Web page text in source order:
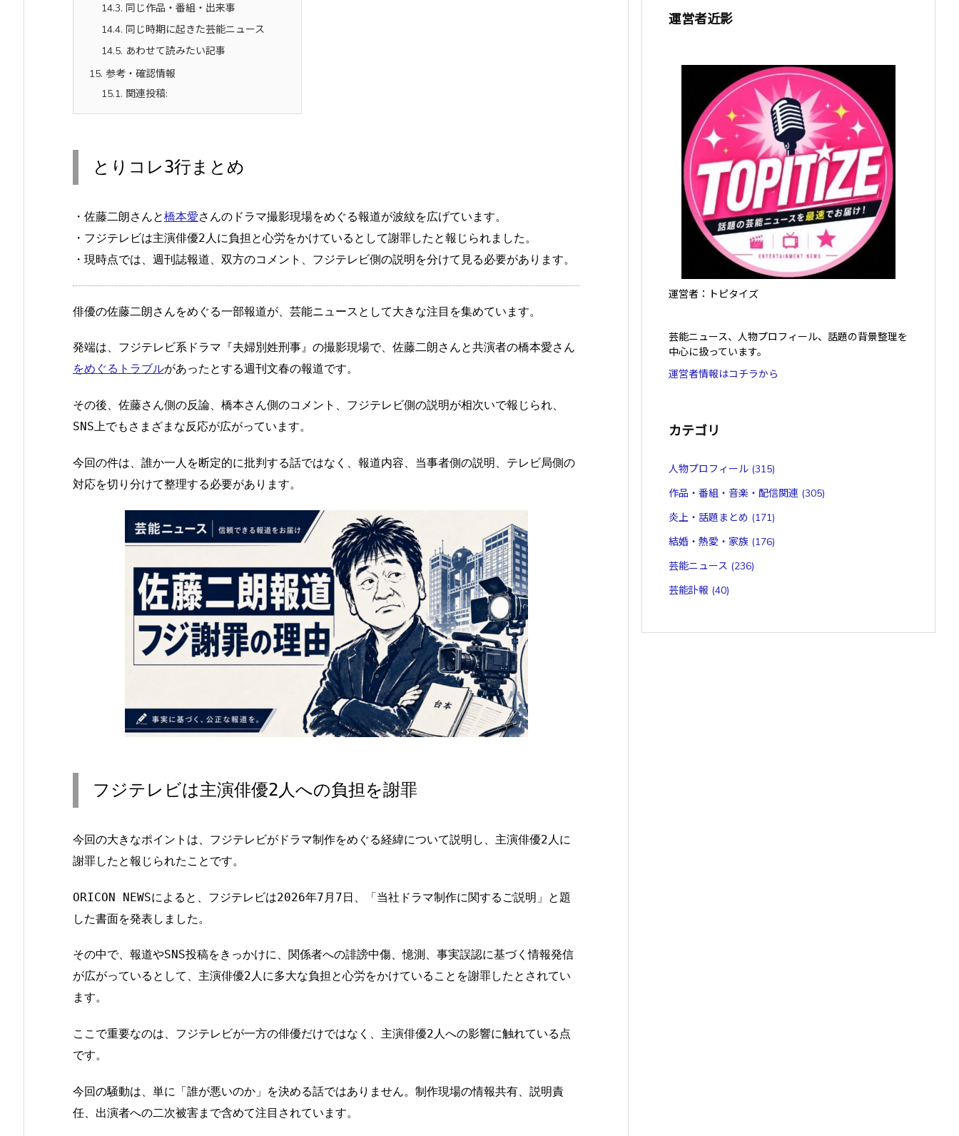
14.3. 同じ作品・番組・出来事
14.4. 同じ時期に起きた芸能ニュース
14.5. あわせて読みたい記事
15. 参考・確認情報
15.1. 関連投稿:
とりコレ3行まとめ
・佐藤二朗さんと橋本愛さんのドラマ撮影現場をめぐる報道が波紋を広げています。
・フジテレビは主演俳優2人に負担と心労をかけているとして謝罪したと報じられました。
・現時点では、週刊誌報道、双方のコメント、フジテレビ側の説明を分けて見る必要があります。
俳優の佐藤二朗さんをめぐる一部報道が、芸能ニュースとして大きな注目を集めています。
発端は、フジテレビ系ドラマ『夫婦別姓刑事』の撮影現場で、佐藤二朗さんと共演者の橋本愛さん
をめぐるトラブルがあったとする週刊文春の報道です。
その後、佐藤さん側の反論、橋本さん側のコメント、フジテレビ側の説明が相次いで報じられ、
SNS上でもさまざまな反応が広がっています。
今回の件は、誰か一人を断定的に批判する話ではなく、報道内容、当事者側の説明、テレビ局側の
対応を切り分けて整理する必要があります。
フジテレビは主演俳優2人への負担を謝罪
今回の大きなポイントは、フジテレビがドラマ制作をめぐる経緯について説明し、主演俳優2人に
謝罪したと報じられたことです。
ORICON NEWSによると、フジテレビは2026年7月7日、「当社ドラマ制作に関するご説明」と題
した書面を発表しました。
その中で、報道やSNS投稿をきっかけに、関係者への誹謗中傷、憶測、事実誤認に基づく情報発信
が広がっているとして、主演俳優2人に多大な負担と心労をかけていることを謝罪したとされてい
ます。
ここで重要なのは、フジテレビが一方の俳優だけではなく、主演俳優2人への影響に触れている点
です。
今回の騒動は、単に「誰が悪いのか」を決める話ではありません。制作現場の情報共有、説明責
任、出演者への二次被害まで含めて注目されています。
運営者近影
運営者：トピタイズ
芸能ニュース、人物プロフィール、話題の背景整理を
中心に扱っています。
運営者情報はコチラから
カテゴリ
人物プロフィール (315)
作品・番組・音楽・配信関連 (305)
炎上・話題まとめ (171)
結婚・熱愛・家族 (176)
芸能ニュース (236)
芸能訃報 (40)